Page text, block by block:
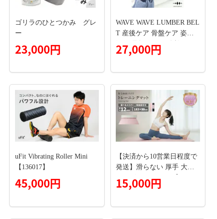
ゴリラのひとつかみ グレ
ー
23,000円
WAVE WAVE LUMBER BEL
T 産後ケア 骨盤ケア 姿勢
矯正 骨盤ベルト 体幹サポ
ート 腰痛ケア サポートベ
正 姿勢 猫背 補正ベルト ギ
フト 女性 男性 プレゼント
コルセット 反り腰 骨盤底
筋 ウェイブウェイブ
27,000円
uFit Vibrating Roller Mini
【136017】
45,000円
【決済から10営業日程度で
発送】滑らない 厚手 大判
サイズ ヨガマット【&Less
FITT】トレーニングマット
15,000円